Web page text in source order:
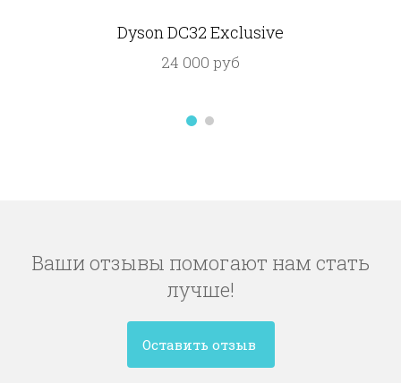
Dyson DC32 Exclusive
24 000 руб
Ваши отзывы помогают нам стать
лучше!
Оставить отзыв